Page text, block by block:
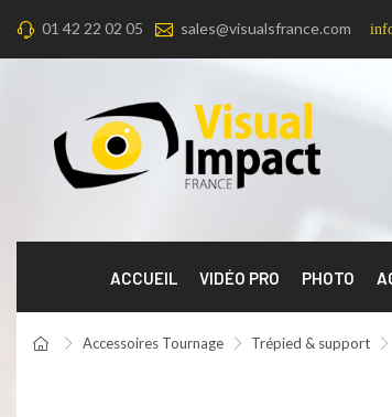
01 42 22 02 05 sales@visualsfrance.com
ACCUEIL VIDÉO PRO PHOTO
Accessoires Tournage Trépied & support